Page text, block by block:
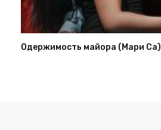
Одержимость майора (Мари Са)